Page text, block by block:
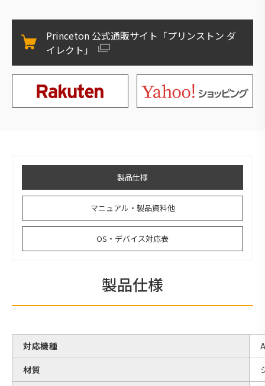
Princeton 公式通販サイト「プリンストン ダ
イレクト」
製品仕様
マニュアル・製品資料他
OS・デバイス対応表
製品仕様
対応機種
材質